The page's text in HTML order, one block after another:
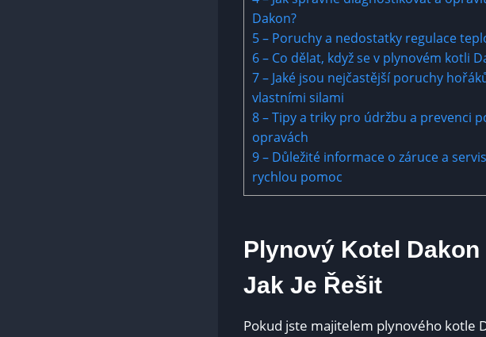
Dakon?
5– Poruchy a nedostatky regulace
6– Co dělat, když se v plynovém kotli
7– Jaké jsou nejčastější poruchy
vlastními silami
8– Tipy a triky pro údržbu a prevenci
opravách
9– Důležité informace o záruce a
rychlou pomoc
Plynový Kotel
Jak Je Řešit
Pokud jste majitelem plynového kotle